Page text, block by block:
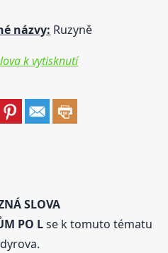
názvy: Ruzyně
k vytisknutí
SLOVA
PO Lse k tomuto tématu